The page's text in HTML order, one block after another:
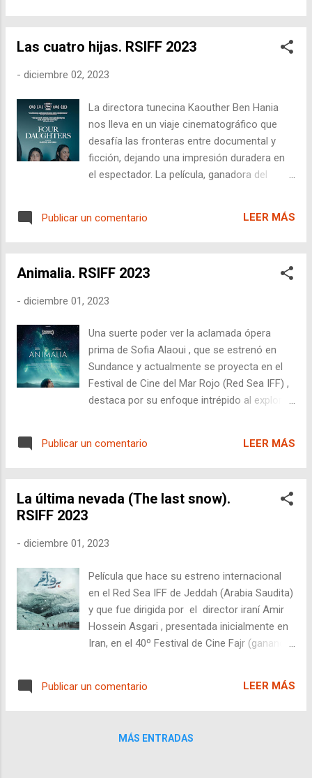
cortometrajes, supera todas las
un futuro brillante para el cineasta saudita.
Las cuatro hijas. RSIFF 2023
- diciembre 02, 2023
La directora tunecina Kaouther Ben Hania
nos lleva en un viaje cinematográfico que
desafía las fronteras entre documental y
ficción, dejando una impresión duradera en
el espectador. La película, ganadora del
Hamrouni , una madre tunecina que perdió a
terapia familiar crea una experiencia
Publicar un comentario LEER MÁS
Animalia. RSIFF 2023
- diciembre 01, 2023
Una suerte poder ver la aclamada ópera
prima de Sofia Alaoui , que se estrenó en
Sundance y actualmente se proyecta en el
Festival de Cine del Mar Rojo (Red Sea IFF) ,
destaca por su enfoque intrépido al explorar
originalidad, una inspección más profunda
su impacto.
Publicar un comentario LEER MÁS
La última nevada (The last snow).
RSIFF 2023
- diciembre 01, 2023
Película que hace su estreno internacional
en el Red Sea IFF de Jeddah (Arabia Saudita)
y que fue dirigida por el director iraní Amir
Hossein Asgari , presentada inicialmente en
Iran, en el 40º Festival de Cine Fajr (ganando
Publicar un comentario LEER MÁS
MÁS ENTRADAS